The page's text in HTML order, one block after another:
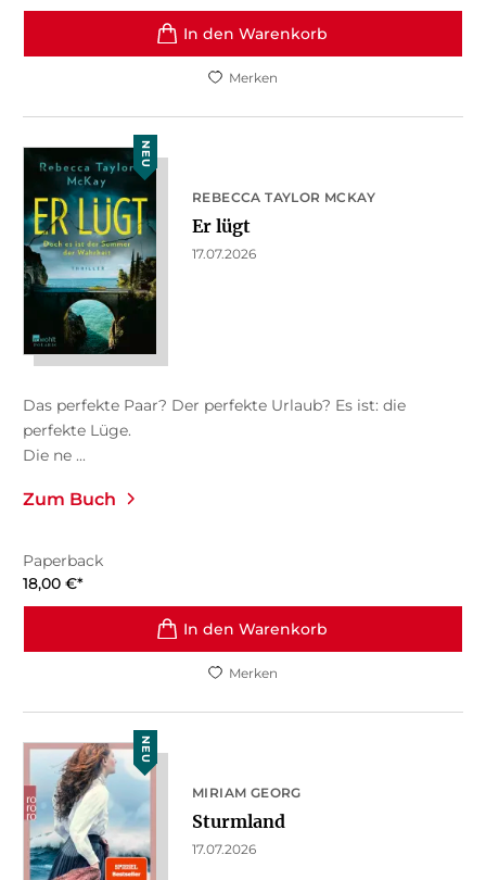
In den Warenkorb
Merken
NEU
REBECCA TAYLOR MCKAY
Er lügt
17.07.2026
Das perfekte Paar? Der perfekte Urlaub? Es ist: die
perfekte Lüge.
Die ne ...
Zum Buch
Paperback
18,00 €*
In den Warenkorb
Merken
NEU
MIRIAM GEORG
Sturmland
17.07.2026